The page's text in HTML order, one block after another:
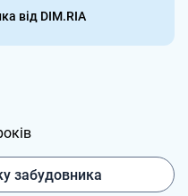
від DIM.RIA
забудовника